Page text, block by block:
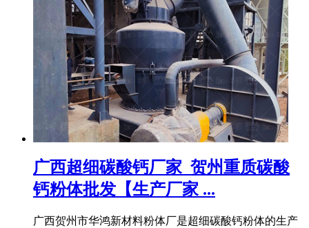
广西超细碳酸钙厂家_贺州重质碳酸
钙粉体批发【生产厂家 ...
广西贺州市华鸿新材料粉体厂是超细碳酸钙粉体的生产